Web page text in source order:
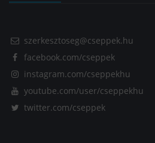
szerkesztoseg@cseppek.hu
facebook.com/cseppek
instagram.com/cseppekhu
youtube.com/user/cseppekhu
twitter.com/cseppek